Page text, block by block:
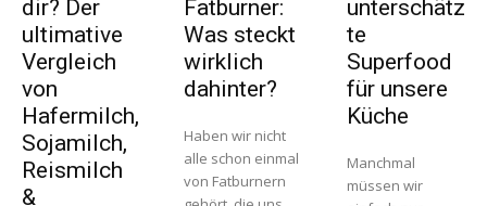
dir? Der
ultimative
Vergleich
von
Hafermilch,
Sojamilch,
Reismilch
&
Fatburner:
Was steckt
wirklich
dahinter?
Haben wir nicht
alle schon einmal
von Fatburnern
unterschätz
te
Superfood
für unsere
Küche
Manchmal
müssen wir